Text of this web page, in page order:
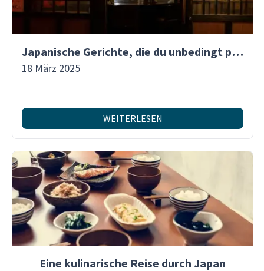
Japanische Gerichte, die du unbedingt probieren solltest
18 März 2025
WEITERLESEN
Eine kulinarische Reise durch Japan